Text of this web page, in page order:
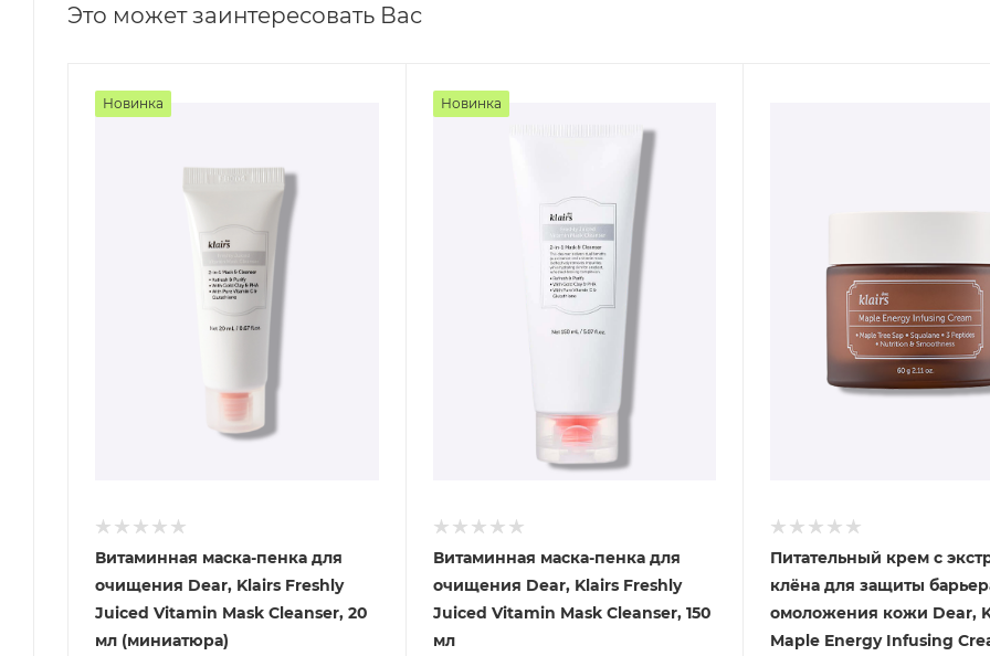
Это может заинтересовать Вас
Новинка
Витаминная маска-пенка для
очищения Dear, Klairs Freshly
Juiced Vitamin Mask Cleanser, 20
мл (миниатюра)
Новинка
Витаминная маска-пенка для
очищения Dear, Klairs Freshly
Juiced Vitamin Mask Cleanser, 150
мл
Питательный крем с
клёна для защиты
омоложения кожи Dear,
Maple Energy Infusing